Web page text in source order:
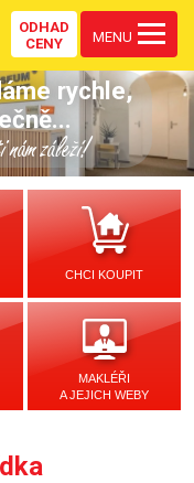
ODHAD
CENY
MENU
rychle,
záleží!
CHCI KOUPIT
MAKLÉŘI
A JEJICH WEBY